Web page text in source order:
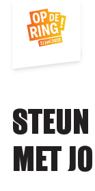
STEUN
MET